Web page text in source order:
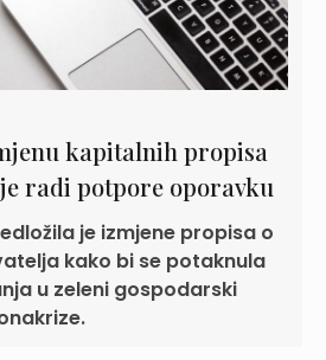
kapitalnih propisa
radi potpore oporavku
je izmjene propisa o
kako bi se potaknula
u zeleni gospodarski